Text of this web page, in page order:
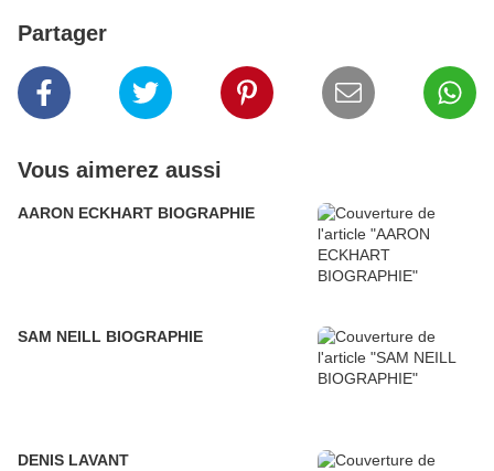
Partager
Vous aimerez aussi
AARON ECKHART BIOGRAPHIE
SAM NEILL BIOGRAPHIE
DENIS LAVANT